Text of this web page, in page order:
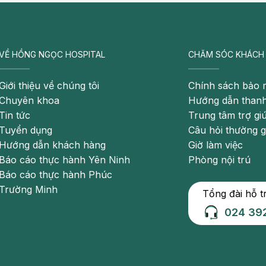
vai trò quan trọng để hình thành sức đề kháng. Theo
dựa trên những thí nghiệm khoa học. Thời điểm chỉ
sức đề kháng, có thể trễ lịch tiêm phòng khoảng
ở trong vùng dịch.
hay tiêm lại từ đầu?
không tiêm sớm hơn khoảng cách tối thiểu giữa 2 mũi
tương tác với nhau. Việc nhỡ lịch tiêm chủng sẽ ảnh
nguy cơ biến chứng do bệnh truyền nhiễm, trong
cần cho bé đi tiêm bổ sung chứ không cần phải tiêm
phòng bệnh càng tốt và hiệu quả của vắc - xin sẽ
HỒNG NGỌC HOSPITAL
thiệu về chúng tôi
khoa
Tin tức
Tuyển dụng
Hướng dẫn khách hàng
Báo cáo thực hành Yên Ninh
Báo cáo thực hành Phúc
Trường Minh
CHĂM SÓC KHÁCH
Chính sách bảo
Hướng dẫn
Trung tâm trợ
Câu hỏi thường
Giờ làm việc
Phòng nội trú
Tổng đài hỗ
024